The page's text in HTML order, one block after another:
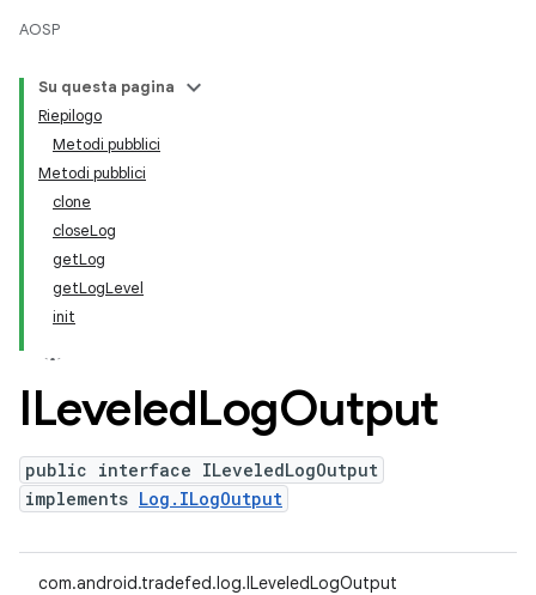
AOSP
Su questa pagina
Riepilogo
Metodi pubblici
Metodi pubblici
clone
closeLog
getLog
getLogLevel
init
ILeveledLogOutput
public interface ILeveledLogOutput
implements Log.ILogOutput
com.android.tradefed.log.ILeveledLogOutput